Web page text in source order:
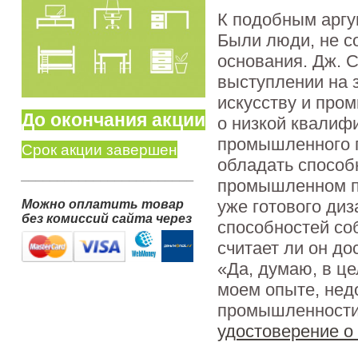
К подобным
Были люди, не
основания. Дж.
выступлении на
искусству и
о низкой
промышленного
обладать
промышленном
уже готового
способностей
считает ли он
«Да, думаю, в
моем опыте,
удостоверение
До окончания акции
Срок акции завершен
Можно оплатить товар
без комиссий сайта через